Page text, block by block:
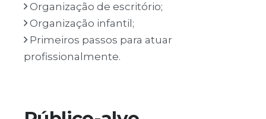
Organização de escritório;
Organização infantil;
Primeiros passos para atuar
profissionalmente.